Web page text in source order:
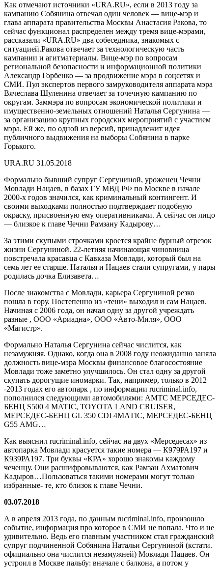
Как отмечают источники «URA.RU», если в 2013 году за
кампанию Собянина отвечал один человек — вице-мэр и
глава аппарата правительства Москвы Анастасия Ракова, то
сейчас функционал распределен между тремя вице-мэрами,
рассказали «URA.RU» два собеседника, знакомых с
ситуацией.Ракова отвечает за технологическую часть
кампании и агитматериалы. Вице-мэр по вопросам
региональной безопасности и информационной политики
Александр Горбенко — за продвижение мэра в соцсетях и
СМИ. Пул экспертов первого замруководителя аппарата мэра
Вячеслава Шуленина отвечает за точечную кампанию по
округам. Заммэра по вопросам экономической политики и
имущественно-земельных отношений Наталья Сергунина —
за организацию крупных городских мероприятий с участием
мэра. Ей же, по одной из версий, принадлежит идея
публичного выдвижения на выборы Собянина в парке
Горького.
URA.RU 31.05.2018
Формально бывший супруг Сергуниной, уроженец Чечни
Мовлади Нацаев, в базах ГУ МВД РФ по Москве в начале
2000-х годов значился, как криминальный контингент. И
своими выходками полностью подтверждает подобную
окраску, присвоенную ему оперативниками. А сейчас он лицо
— близкое к главе Чечни Рамзану Кадырову…
За этими скупыми строчками кроется крайне бурный отрезок
жизни Сергуниной. 22-летняя начинающая чиновница
повстречала красавца с Кавказа Мовлади, который был на
семь лет ее старше. Наталья и Нацаев стали супругами, у пары
родилась дочка Елизавета…
После знакомства с Мовлади, карьера Сергуниной резко
пошла в гору. Постепенно из «тени» выходил и сам Нацаев.
Начиная с 2006 года, он начал одну за другой учреждать
разные , ООО «Ариадна», ООО «Авто-Миля», ООО
«Магистр».
Формально Наталья Сергунина сейчас числится, как
незамужняя. Однако, когда она в 2008 году неожиданно заняла
должность вице-мэра Москвы финансовое благосостояние
Мовлади тоже заметно улучшилось. Он стал одну за другой
скупать дорогущие иномарки. Так, например, только в 2012
-2013 годах его автопарк , по информации rucriminal.info,
пополнился следующими автомобилями: АМТС МЕРСЕДЕС-
БЕНЦ S500 4 МАТIС, ТОYОТА LАND СRUISЕR,
МЕРСЕДЕС-БЕНЦ GL 350 СDI 4МАТIС, МЕРСЕДЕС-БЕНЦ
G55 АМG…
Как выяснил rucriminal.info, сейчас на двух «Мерседесах» из
автопарка Мовлади красуется такие номера — К979РА197 и
К939РА197. Три буквы «КРА» хорошо знакомы каждому
чеченцу. Они расшифровываются, как Рамзан Ахматович
Кадыров…Пользоваться такими номерами могут только
избранные- те, кто близок к главе Чечни.
03.07.2018
А в апреля 2013 года, по данным rucriminal.info, произошло
событие, информация про которое в СМИ не попала. Что и не
удивительно. Ведь его главным участником стал гражданский
супруг подчиненной Собянина Натальи Сергуниной (кстати.
официально она числится незамужней) Мовлади Нацаев. Он
устроил в Москве пальбу: вначале с балкона, а потом у